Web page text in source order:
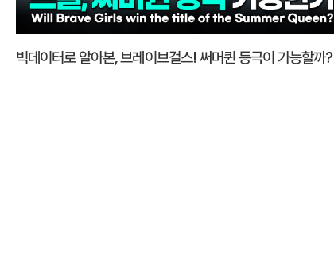
빅데이터로 알아본, 브레이브걸스! 써머퀸 등극이 가능할까?